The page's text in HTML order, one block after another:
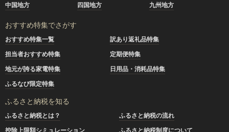
中国地方
四国地方 九州地方
おすすめ特集でさがす
おすすめ特集一覧
訳あり返礼品特集
担当者おすすめ特集
定期便特集
地元が誇る家電特集
日用品・消耗品特集
ふるなび限定特集
ふるさと納税を知る
ふるさと納税とは？
ふるさと納税の流れ
控除上限額シミュレーション
ふるさと納税制度について